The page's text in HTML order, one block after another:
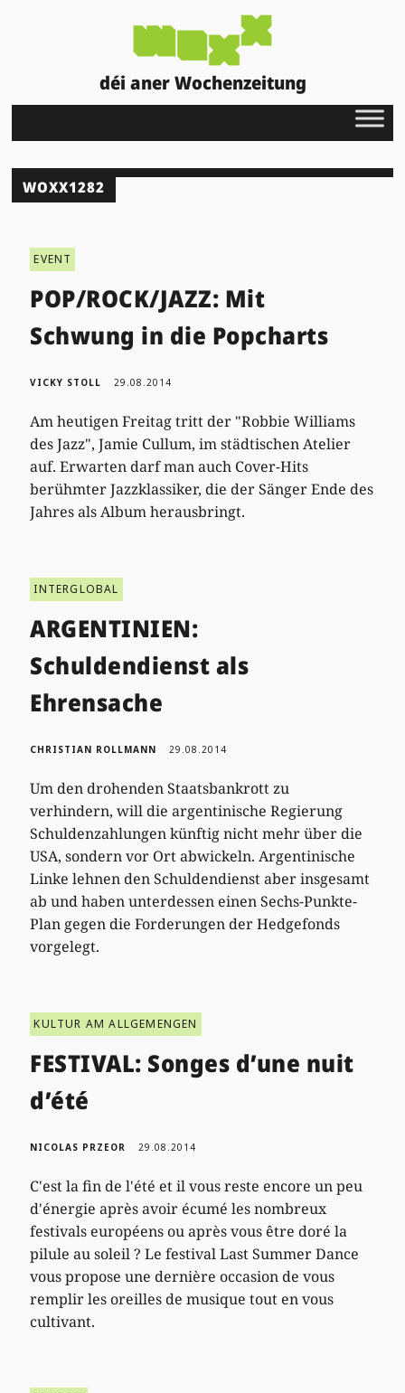
déi aner Wochenzeitung
WOXX1282
EVENT
POP/ROCK/JAZZ: Mit
Schwung in die Popcharts
VICKY STOLL 29.08.2014
Am heutigen Freitag tritt der "Robbie Williams
des Jazz", Jamie Cullum, im städtischen Atelier
auf. Erwarten darf man auch Cover-Hits
berühmter Jazzklassiker, die der Sänger Ende des
Jahres als Album herausbringt.
INTERGLOBAL
ARGENTINIEN:
Schuldendienst als
Ehrensache
CHRISTIAN ROLLMANN 29.08.2014
Um den drohenden Staatsbankrott zu
verhindern, will die argentinische Regierung
Schuldenzahlungen künftig nicht mehr über die
USA, sondern vor Ort abwickeln. Argentinische
Linke lehnen den Schuldendienst aber insgesamt
ab und haben unterdessen einen Sechs-Punkte-
Plan gegen die Forderungen der Hedgefonds
vorgelegt.
KULTUR AM ALLGEMENGEN
FESTIVAL: Songes d’une nuit
d’été
NICOLAS PRZEOR 29.08.2014
C'est la fin de l'été et il vous reste encore un peu
d'énergie après avoir écumé les nombreux
festivals européens ou après vous être doré la
pilule au soleil ? Le festival Last Summer Dance
vous propose une dernière occasion de vous
remplir les oreilles de musique tout en vous
cultivant.